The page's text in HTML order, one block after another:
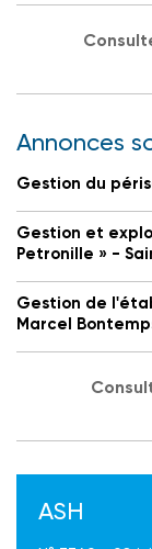
Annonces
Gestion du
Gestion et
Petronille » -
Gestion de
Marcel
ASH